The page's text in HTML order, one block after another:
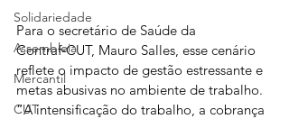
Solidariedade
Assembleia
Mercantil
CUT
Para o secretário de Saúde da
Contraf‑CUT, Mauro Salles, esse cenário
reflete o impacto de gestão estressante e
metas abusivas no ambiente de trabalho.
“A intensificação do trabalho, a cobrança